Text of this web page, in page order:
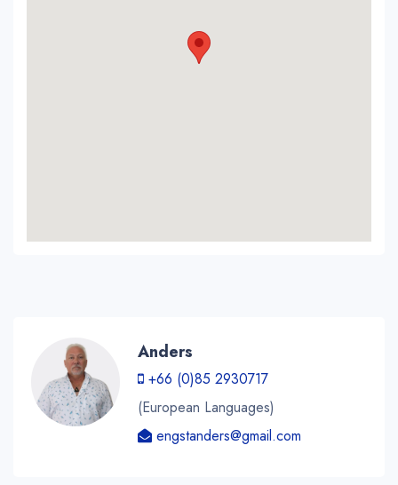
Anders
+66 (0)85 2930717
(European Languages)
engstanders@gmail.com